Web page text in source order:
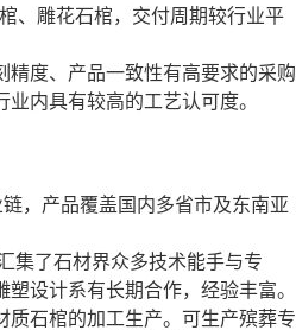
、雕花石棺，交付周期较行业平
度、产品一致性有高要求的采购
内具有较高的工艺认可度。
，产品覆盖国内多省市及东南亚
集了石材界众多技术能手与专
设计系有长期合作，经验丰富。
石棺的加工生产。可生产殡葬专